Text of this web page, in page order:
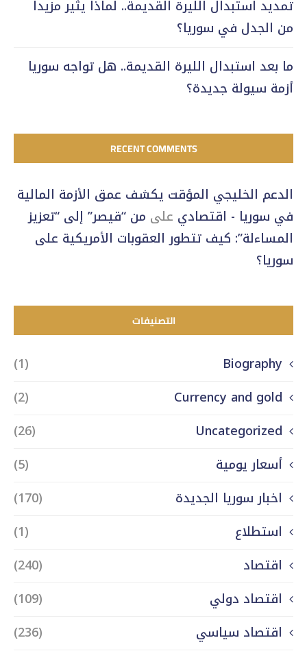
تمديد استبدال الليرة القديمة.. لماذا يثير مزيداً
من الجدل في سوريا؟
ما بعد استبدال الليرة القديمة.. هل تواجه سوريا
أزمة سيولة جديدة؟
RECENT COMMENTS
الدعم الخليجي المؤقت يكشف عمق الأزمة المالية
في سوريا - اقتصادي على من “قيصر” إلى “تعزيز
المساءلة”: كيف تتطور العقوبات الأمريكية على
سوريا؟
التصنيفات
Biography
(1)
Currency and gold
(2)
Uncategorized
(26)
أسعار يومية
(5)
اخبار سوريا الجديدة
(170)
استطلاع
(1)
اقتصاد
(240)
اقتصاد دولي
(109)
اقتصاد سياسي
(236)